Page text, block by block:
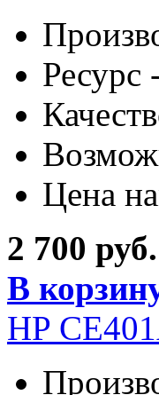
Ресурс
Цена
2 700 руб.
В
HP